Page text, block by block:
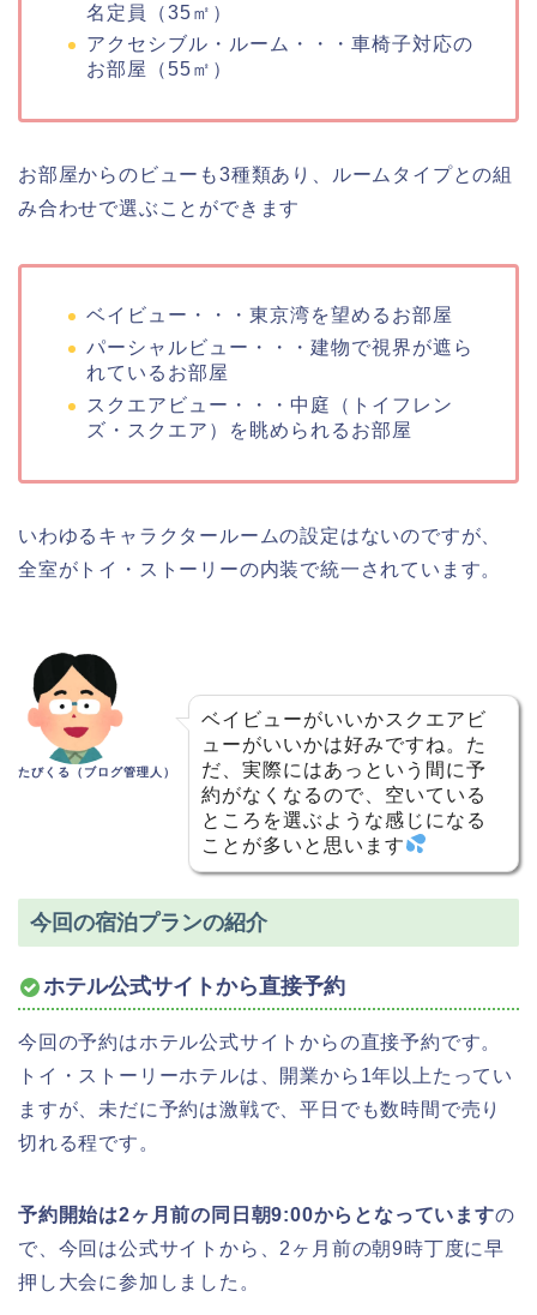
名定員（35㎡）
アクセシブル・ルーム・・・車椅子対応の
お部屋（55㎡）
お部屋からのビューも3種類あり、ルームタイプとの組
み合わせで選ぶことができます
ベイビュー・・・東京湾を望めるお部屋
パーシャルビュー・・・建物で視界が遮ら
れているお部屋
スクエアビュー・・・中庭（トイフレン
ズ・スクエア）を眺められるお部屋
いわゆるキャラクタールームの設定はないのですが、
全室がトイ・ストーリーの内装で統一されています。
たびくる（ブログ管理人）
ベイビューがいいかスクエアビ
ューがいいかは好みですね。た
だ、実際にはあっという間に予
約がなくなるので、空いている
ところを選ぶような感じになる
ことが多いと思います
今回の宿泊プランの紹介
ホテル公式サイトから直接予約
今回の予約はホテル公式サイトからの直接予約です。
トイ・ストーリーホテルは、開業から1年以上たってい
ますが、未だに予約は激戦で、平日でも数時間で売り
切れる程です。
予約開始は2ヶ月前の同日朝9:00からとなっていますの
で、今回は公式サイトから、2ヶ月前の朝9時丁度に早
押し大会に参加しました。